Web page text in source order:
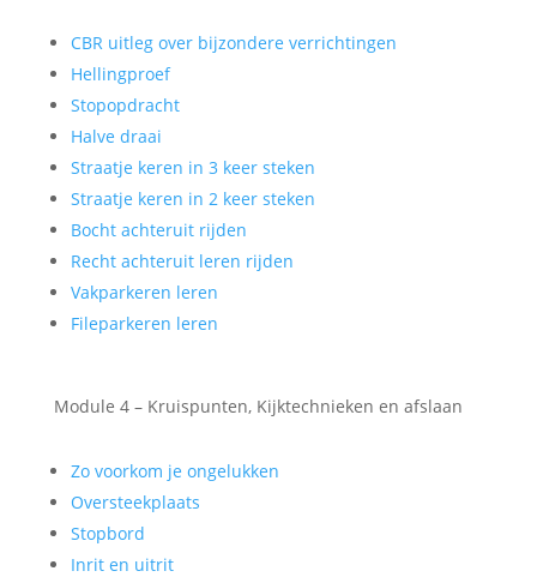
CBR uitleg over bijzondere verrichtingen
Hellingproef
Stopopdracht
Halve draai
Straatje keren in 3 keer steken
Straatje keren in 2 keer steken
Bocht achteruit rijden
Recht achteruit leren rijden
Vakparkeren leren
Fileparkeren leren
Module 4 – Kruispunten, Kijktechnieken en afslaan
Zo voorkom je ongelukken
Oversteekplaats
Stopbord
Inrit en uitrit